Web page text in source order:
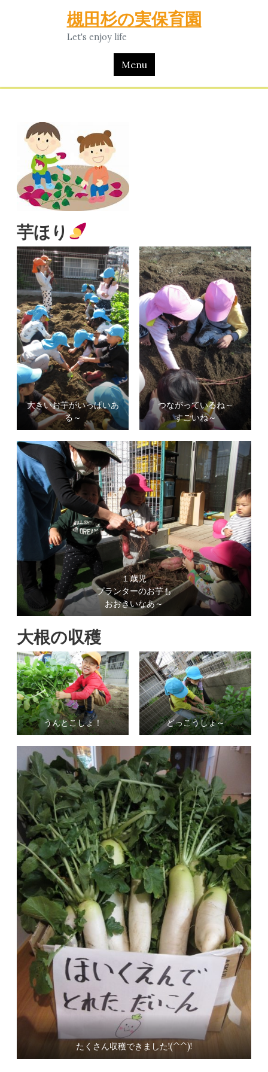
槻田杉の実保育園
Let's enjoy life
Menu
芋ほり
大きいお芋がいっぱいあ
る～
つながっているね～
すごいね～
１歳児
プランターのお芋も
おおきいなあ～
大根の収穫
うんとこしょ！ どっこうしょ～
たくさん収穫できました!(^^)!